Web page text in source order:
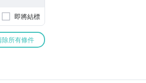
即將結標
除所有條件